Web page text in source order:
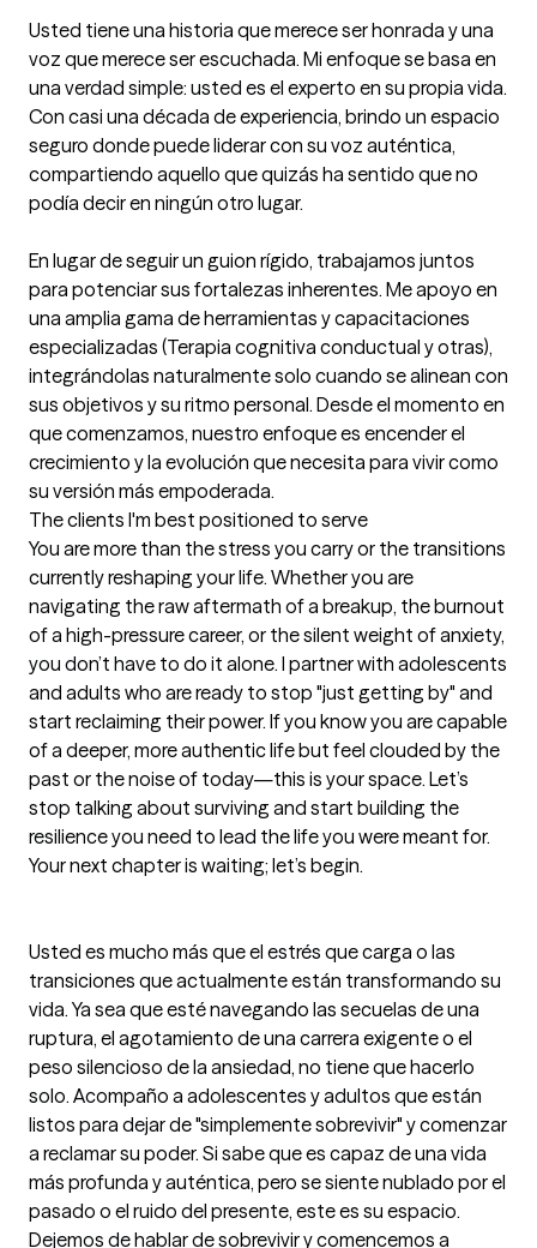
Usted tiene una historia que merece ser honrada y una
voz que merece ser escuchada. Mi enfoque se basa en
una verdad simple: usted es el experto en su propia vida.
Con casi una década de experiencia, brindo un espacio
seguro donde puede liderar con su voz auténtica,
compartiendo aquello que quizás ha sentido que no
podía decir en ningún otro lugar.
En lugar de seguir un guion rígido, trabajamos juntos
para potenciar sus fortalezas inherentes. Me apoyo en
una amplia gama de herramientas y capacitaciones
especializadas (Terapia cognitiva conductual y otras),
integrándolas naturalmente solo cuando se alinean con
sus objetivos y su ritmo personal. Desde el momento en
que comenzamos, nuestro enfoque es encender el
crecimiento y la evolución que necesita para vivir como
su versión más empoderada.
The clients I'm best positioned to serve
You are more than the stress you carry or the transitions
currently reshaping your life. Whether you are
navigating the raw aftermath of a breakup, the burnout
of a high-pressure career, or the silent weight of anxiety,
you don’t have to do it alone. I partner with adolescents
and adults who are ready to stop "just getting by" and
start reclaiming their power. If you know you are capable
of a deeper, more authentic life but feel clouded by the
past or the noise of today—this is your space. Let’s
stop talking about surviving and start building the
resilience you need to lead the life you were meant for.
Your next chapter is waiting; let’s begin.
Usted es mucho más que el estrés que carga o las
transiciones que actualmente están transformando su
vida. Ya sea que esté navegando las secuelas de una
ruptura, el agotamiento de una carrera exigente o el
peso silencioso de la ansiedad, no tiene que hacerlo
solo. Acompaño a adolescentes y adultos que están
listos para dejar de "simplemente sobrevivir" y comenzar
a reclamar su poder. Si sabe que es capaz de una vida
más profunda y auténtica, pero se siente nublado por el
pasado o el ruido del presente, este es su espacio.
Dejemos de hablar de sobrevivir y comencemos a